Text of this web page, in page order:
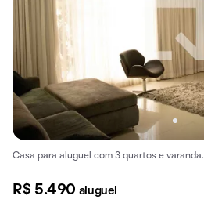
Casa para aluguel com 3 quartos e varanda.
R$ 5.490 aluguel